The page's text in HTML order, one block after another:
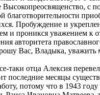
с
благотворительности
Пробуждение и
проникся уважением к
авторитета
Вас, Владыка, уважить
таки отца Алексия
последние месяцы
потому что в 1943